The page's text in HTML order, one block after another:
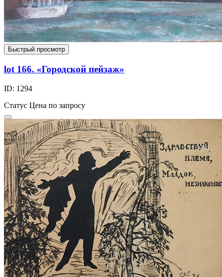
Быстрый просмотр
lot 166. «Городской пейзаж»
ID: 1294
Статус Цена по запросу